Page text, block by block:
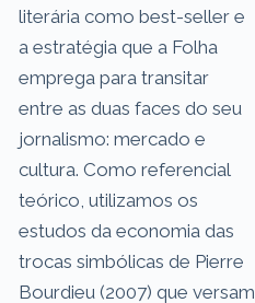
literária como best-seller e
a estratégia que a Folha
emprega para transitar
entre as duas faces do seu
jornalismo: mercado e
cultura. Como referencial
teórico, utilizamos os
estudos da economia das
trocas simbólicas de Pierre
Bourdieu (2007) que versam